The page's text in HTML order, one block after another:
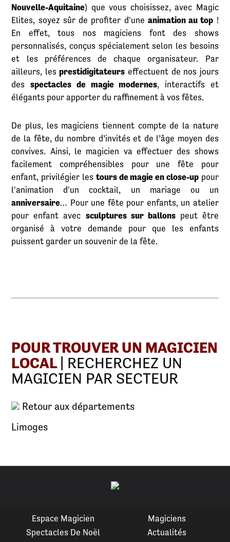
Nouvelle-Aquitaine) que vous choisissez, avec Magic
Elites, soyez sûr de profiter d'une animation au top !
En effet, tous nos magiciens font des shows
personnalisés, conçus spécialement selon les besoins
et les préférences de chaque organisateur. Par
ailleurs, lesprestidigitateurs effectuent de nos jours
desspectacles de magie modernes, interactifs et
élégants pour apporter du raffinement à vos fêtes.
De plus, les magiciens tiennent compte de la nature
de la fête, du nombre d’invités et de l’âge moyen des
convives. Ainsi, le magicien va effectuer des shows
facilement compréhensibles pour une fête pour
enfant, privilégier les tours de magie en close-uppour
l'animation d'un cocktail, un mariage ou un
anniversaire… Pour une fête pour enfants, un atelier
pour enfant avec sculptures sur ballonspeut être
organisé à votre demande pour que les enfants
puissent garder un souvenir de la fête.
POUR TROUVER UN MAGICIEN
LOCAL | RECHERCHEZ UN
MAGICIEN PAR SECTEUR
Retour aux départements
Limoges
Espace Magicien
Magiciens
Spectacles De Noël
Actualités